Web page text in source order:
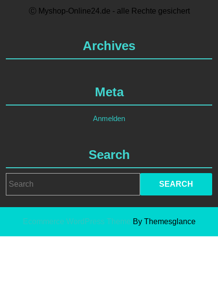
Ⓒ Myshop-Online24.de - alle Rechte gesichert
Archives
Meta
Anmelden
Search
Ecommerce WordPress Theme By Themesglance